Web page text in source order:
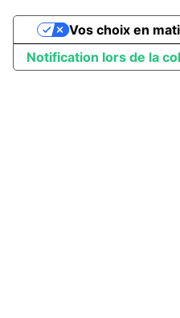
Notification lors de la
Vos choix en